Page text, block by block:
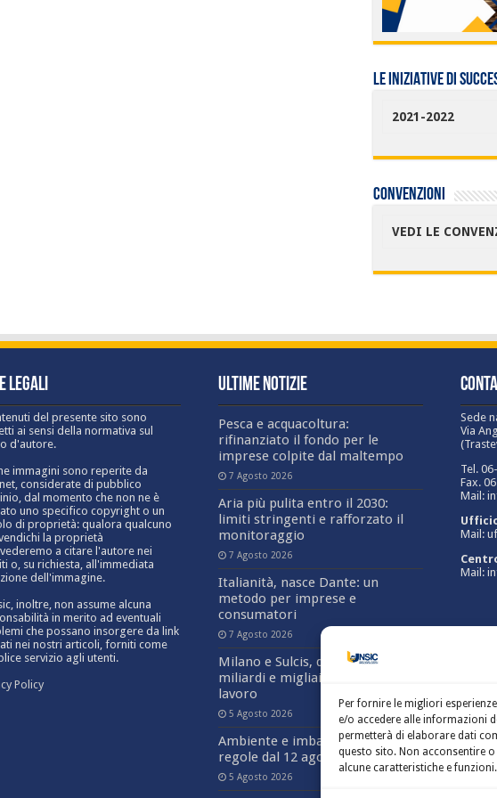
Per fornire le migliori
e/o accedere alle informazioni
permetterà di elaborare dati
questo sito. Non acconsentire
alcune caratteristiche e funzioni.
LE INIZIATIVE DI
2021-2022
Convenzioni
VEDI LE
Legali
del presente sito sono
ai sensi della normativa sul
d'autore.
immagini sono reperite da
considerate di pubblico
dal momento che non ne è
uno specifico copyright o un
di proprietà: qualora qualcuno
la proprietà
a citare l'autore nei
o, su richiesta, all'immediata
dell'immagine.
inoltre, non assume alcuna
in merito ad eventuali
che possano insorgere da link
nei nostri articoli, forniti come
servizio agli utenti.
Policy
Ultime Notizie
Pesca e acquacoltura:
rifinanziato il fondo per le
imprese colpite dal maltempo
7 Agosto 2026
Aria più pulita entro il 2030:
limiti stringenti e rafforzato il
monitoraggio
7 Agosto 2026
Italianità, nasce Dante: un
metodo per imprese e
consumatori
7 Agosto 2026
Milano e Sulcis, data center: 6,8
miliardi e migliaia di posti di
lavoro
5 Agosto 2026
Ambiente e imballaggi: nuove
regole dal 12 agosto
5 Agosto 2026
Sede
Via
Tel.
Fax.
Mail:
Mail:
Mail: